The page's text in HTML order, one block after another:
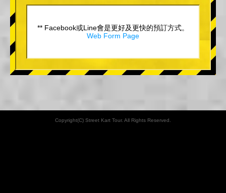
** Facebook或Line會是更好及更快的預訂方式。
Web Form Page
Copyright(C) Street Kart Tour. All Rights Reserved.